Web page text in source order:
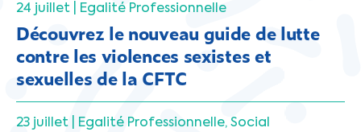
24 juillet | Egalité Professionnelle
Découvrez le nouveau guide de lutte
contre les violences sexistes et
sexuelles de la CFTC
23 juillet | Egalité Professionnelle Social